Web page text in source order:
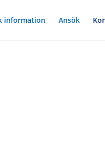
information Ansök